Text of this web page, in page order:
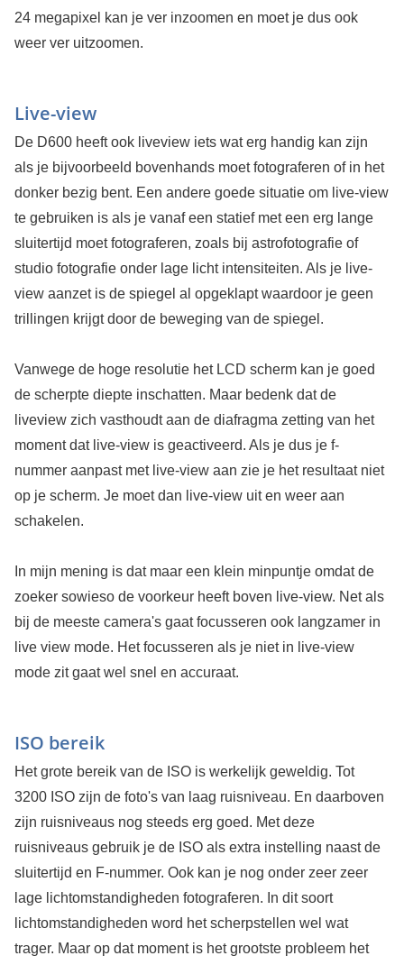
24 megapixel kan je ver inzoomen en moet je dus ook
weer ver uitzoomen.
Live-view
De D600 heeft ook liveview iets wat erg handig kan zijn
als je bijvoorbeeld bovenhands moet fotograferen of in het
donker bezig bent. Een andere goede situatie om live-view
te gebruiken is als je vanaf een statief met een erg lange
sluitertijd moet fotograferen, zoals bij astrofotografie of
studio fotografie onder lage licht intensiteiten. Als je live-
view aanzet is de spiegel al opgeklapt waardoor je geen
trillingen krijgt door de beweging van de spiegel.
Vanwege de hoge resolutie het LCD scherm kan je goed
de scherpte diepte inschatten. Maar bedenk dat de
liveview zich vasthoudt aan de diafragma zetting van het
moment dat live-view is geactiveerd. Als je dus je f-
nummer aanpast met live-view aan zie je het resultaat niet
op je scherm. Je moet dan live-view uit en weer aan
schakelen.
In mijn mening is dat maar een klein minpuntje omdat de
zoeker sowieso de voorkeur heeft boven live-view. Net als
bij de meeste camera's gaat focusseren ook langzamer in
live view mode. Het focusseren als je niet in live-view
mode zit gaat wel snel en accuraat.
ISO bereik
Het grote bereik van de ISO is werkelijk geweldig. Tot
3200 ISO zijn de foto's van laag ruisniveau. En daarboven
zijn ruisniveaus nog steeds erg goed. Met deze
ruisniveaus gebruik je de ISO als extra instelling naast de
sluitertijd en F-nummer. Ook kan je nog onder zeer zeer
lage lichtomstandigheden fotograferen. In dit soort
lichtomstandigheden word het scherpstellen wel wat
trager. Maar op dat moment is het grootste probleem het